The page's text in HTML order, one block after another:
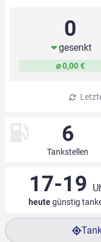
0
gesenkt
⌀ 0,00 €
6
Tankstellen
17-19
heutegünstig